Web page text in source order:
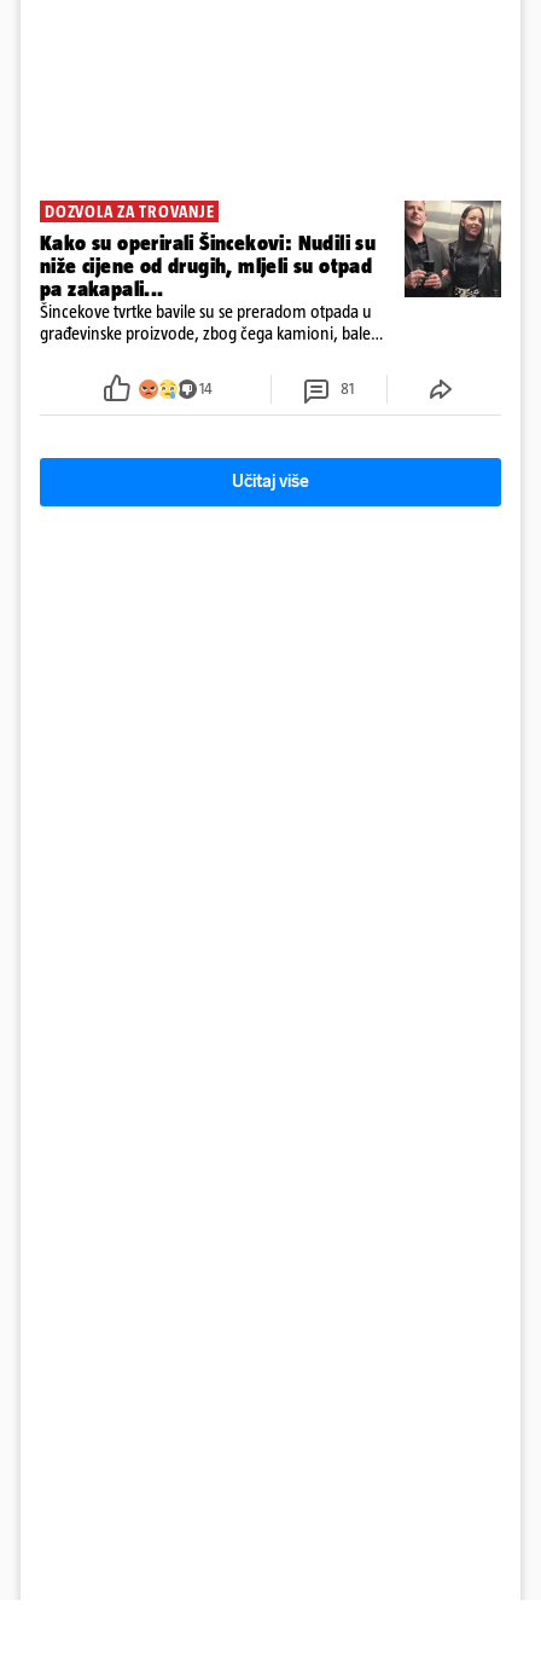
DOZVOLA ZA TROVANJE
Kako su operirali Šincekovi: Nudili su
niže cijene od drugih, mljeli su otpad
pa zakapali...
Šincekove tvrtke bavile su se preradom otpada u
građevinske proizvode, zbog čega kamioni, bale
14 81
Učitaj više